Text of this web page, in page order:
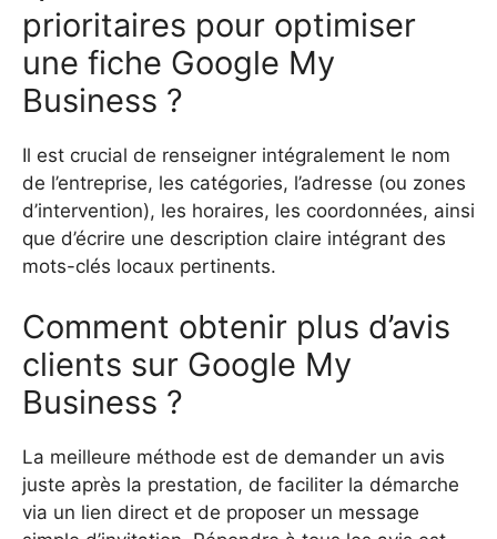
prioritaires pour optimiser
une fiche Google My
Business ?
Il est crucial de renseigner intégralement le nom
de l’entreprise, les catégories, l’adresse (ou zones
d’intervention), les horaires, les coordonnées, ainsi
que d’écrire une description claire intégrant des
mots-clés locaux pertinents.
Comment obtenir plus d’avis
clients sur Google My
Business ?
La meilleure méthode est de demander un avis
juste après la prestation, de faciliter la démarche
via un lien direct et de proposer un message